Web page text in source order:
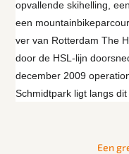
opvallende skihelling,
een
ver van Rotterdam The
door de HSL-lijn
december 2009
Schmidtpark ligt langs dit
Een